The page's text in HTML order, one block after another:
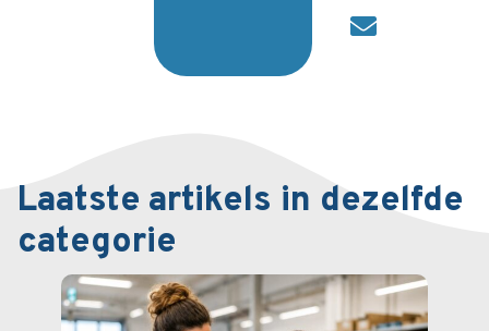
Laatste artikels in dezelfde
categorie